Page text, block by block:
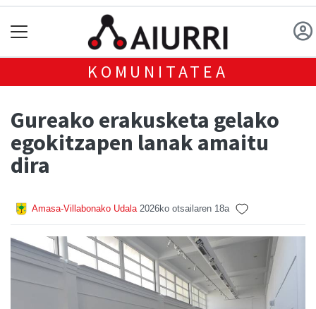
KOMUNITATEA
Gureako erakusketa gelako
egokitzapen lanak amaitu
dira
Amasa-Villabonako Udala 2026ko otsailaren 18a